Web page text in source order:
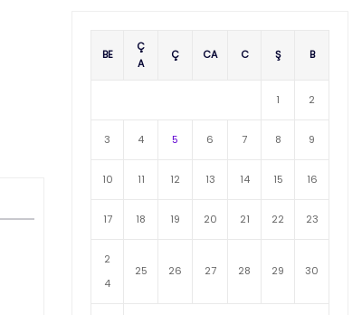
BE
Ç
A
Ç CA C Ş B
1 2
3 4 5 6 7 8 9
10 11 12 13 14 15 16
17 18 19 20 21 22 23
2
4
25 26 27 28 29 30